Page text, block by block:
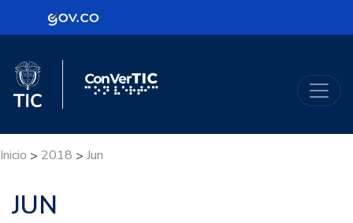
Logo Gobierno de Colombia
Logo del Ministerio TIC
Inicio > 2018 > Jun
JUN